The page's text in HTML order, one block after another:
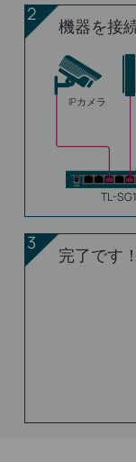
2
機器を接
IPカメラ
TL-
3
完了です！